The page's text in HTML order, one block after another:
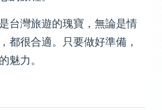
台灣旅遊的瑰寶，無論是情
都很合適。只要做好準備，
魅力。